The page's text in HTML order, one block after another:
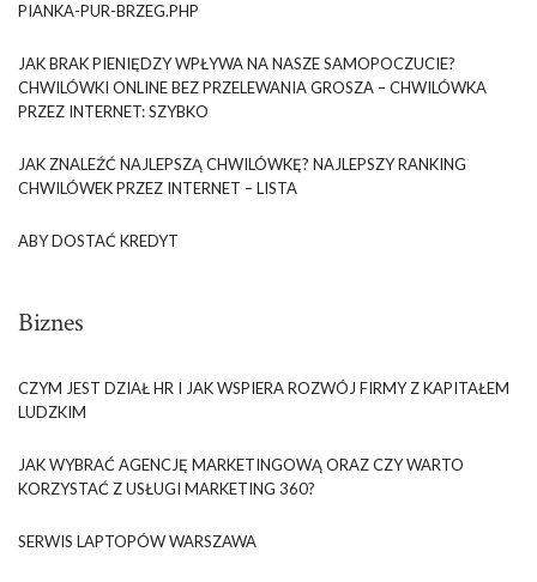
PIANKA-PUR-BRZEG.PHP
JAK BRAK PIENIĘDZY WPŁYWA NA NASZE SAMOPOCZUCIE?
CHWILÓWKI ONLINE BEZ PRZELEWANIA GROSZA – CHWILÓWKA
PRZEZ INTERNET: SZYBKO
JAK ZNALEŹĆ NAJLEPSZĄ CHWILÓWKĘ? NAJLEPSZY RANKING
CHWILÓWEK PRZEZ INTERNET – LISTA
ABY DOSTAĆ KREDYT
Biznes
CZYM JEST DZIAŁ HR I JAK WSPIERA ROZWÓJ FIRMY Z KAPITAŁEM
LUDZKIM
JAK WYBRAĆ AGENCJĘ MARKETINGOWĄ ORAZ CZY WARTO
KORZYSTAĆ Z USŁUGI MARKETING 360?
SERWIS LAPTOPÓW WARSZAWA